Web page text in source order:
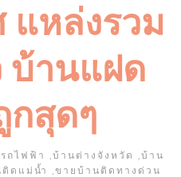
แหล่งรวม
บ้านแฝด
กสุดๆ
ถไฟฟ้า ,บ้านต่างจังหวัด ,บ้าน
ติดแม่น้ำ ,ขายบ้านติดทางด่วน